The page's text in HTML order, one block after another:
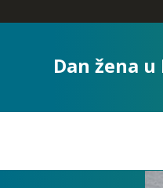
Dan žena